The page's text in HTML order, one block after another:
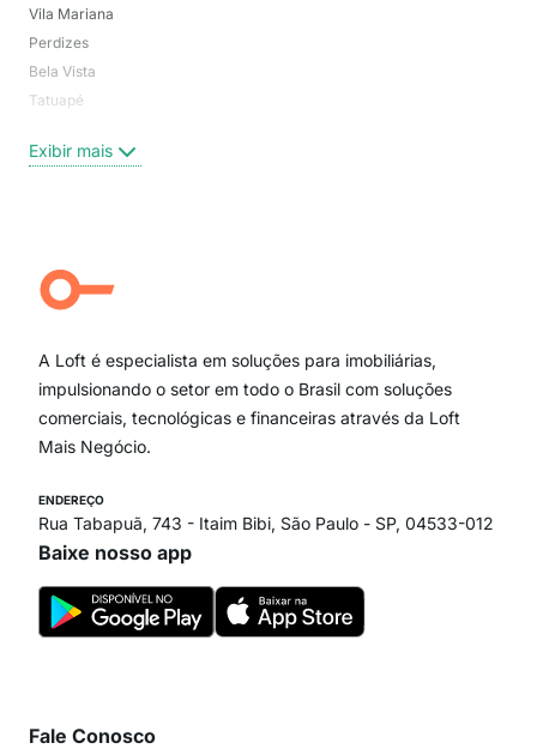
Vila Mariana
Perdizes
Bela Vista
Tatuapé
Centro
Campo Belo
Ipiranga
Paraíso
Itaim Bibi
Exibir mais
A Loft é especialista em soluções para imobiliárias,
impulsionando o setor em todo o Brasil com soluções
comerciais, tecnológicas e financeiras através da Loft
Mais Negócio.
ENDEREÇO
Rua Tabapuã, 743 - Itaim Bibi, São Paulo - SP, 04533-012
Baixe nosso app
Fale Conosco